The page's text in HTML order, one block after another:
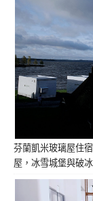
芬蘭凱米玻璃屋住
屋，冰雪城堡與破